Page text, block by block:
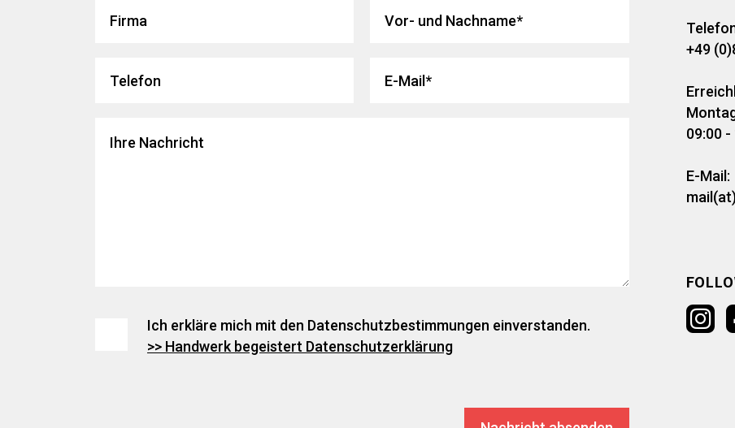
Ich erkläre mich mit den Datenschutzbestimmungen einverstanden.
>> Handwerk begeistert Datenschutzerklärung
+49
09:00 -
E-Mail: